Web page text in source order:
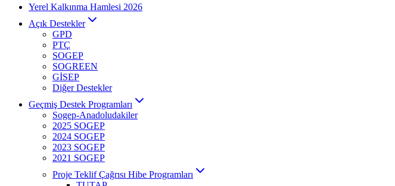
Yerel Kalkınma Hamlesi 2026
Açık Destekler
GPD
PTÇ
SOGEP
SOGREEN
GİSEP
Diğer Destekler
Geçmiş Destek Programları
Sogep-Anadoludakiler
2025 SOGEP
2024 SOGEP
2023 SOGEP
2021 SOGEP
Proje Teklif Çağrısı Hibe Programları